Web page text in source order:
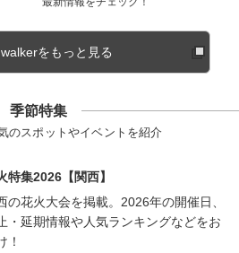
をもっと見る
季節特集
のスポットやイベントを紹介
特集2026【関西】
の花火大会を掲載。2026年の開催日、
・延期情報や人気ランキングなどをお
！